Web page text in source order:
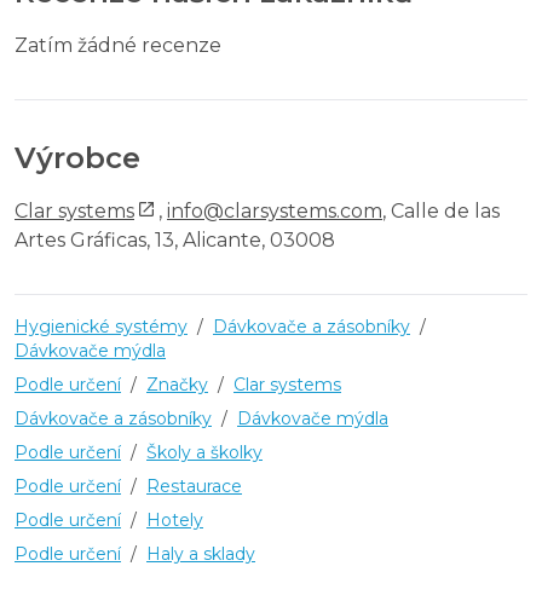
Zatím žádné recenze
Výrobce
Clar systems , info@clarsystems.com, Calle de las
Artes Gráficas, 13, Alicante, 03008
Hygienické systémy / Dávkovače a zásobníky /
Dávkovače mýdla
Podle určení / Značky / Clar systems
Dávkovače a zásobníky / Dávkovače mýdla
Podle určení / Školy a školky
Podle určení / Restaurace
Podle určení / Hotely
Podle určení / Haly a sklady